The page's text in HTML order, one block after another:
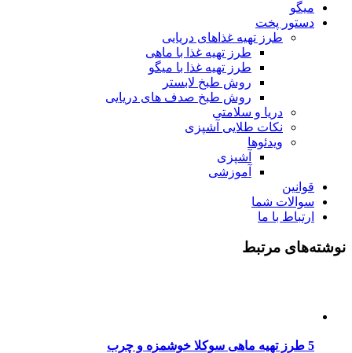
میگو
دستور پخت
طرز تهیه غذاهای دریایی
طرز تهیه غذا با ماهی
طرز تهیه غذا با میگو
روش طبخ لابستر
روش طبخ صدف های دریایی
دریا و سلامتی
نکات طلایی آشپزی
ویدئوها
آشپزی
آموزشی
قوانین
سوالات شما
ارتباط با ما
نوشته‌های مرتبط
5 طرز تهیه ماهی سوکلا خوشمزه و چرب